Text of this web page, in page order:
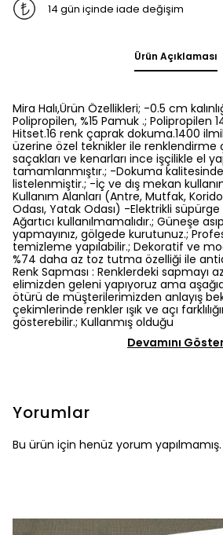
14 gün içinde iade değişim
Ürün Açıklaması
Mira Halı,Ürün Özellikleri; -0.5 cm
Polipropilen, %15 Pamuk .; Polipropilen
Hitset.16 renk çaprak dokuma.1400
üzerine özel teknikler ile renklendirme
saçakları ve kenarları ince işçilikle el
tamamlanmıştır.; -Dokuma kalitesinde
listelenmiştir.; -İç ve dış mekan
Kullanım Alanları (Antre, Mutfak,
Odası, Yatak Odası) -Elektrikli
Ağartıcı kullanılmamalıdır.; Güneşe
yapmayınız, gölgede kurutunuz.;
temizleme yapılabilir.; Dekoratif ve
%74 daha az toz tutma özelliği ile
Renk Sapması : Renklerdeki sapmayı
elimizden geleni yapıyoruz ama
ötürü de müşterilerimizden anlayış
çekimlerinde renkler ışık ve açı
gösterebilir.; Kullanmış olduğu
Devamını
Yorumlar
Bu ürün için henüz yorum yapılmamış.